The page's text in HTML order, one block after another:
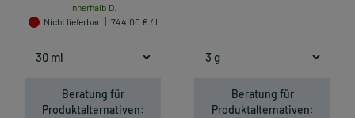
innerhalb D.
Nicht lieferbar
744,00 € / l
Beratung für
Produktalternativen:
Beratung für
Produktalternativen: